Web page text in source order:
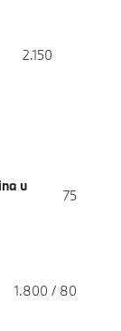
2.150
u
75
1.800 / 80